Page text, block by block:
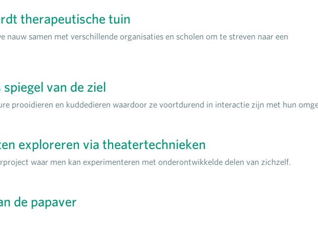
therapeutische tuin
nauw samen met verschillende organisaties en scholen om te streven naar een
van de ziel
prooidieren en kuddedieren waardoor ze voortdurend in interactie zijn met hun
exploreren via theatertechnieken
waar men kan experimenteren met onderontwikkelde delen van zichzelf.
de papaver